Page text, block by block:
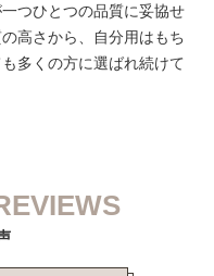
つひとつの品質に妥協せ
高さから、自分用はもち
多くの方に選ばれ続けて